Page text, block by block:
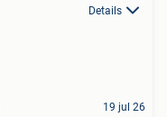
Details
19 jul 26